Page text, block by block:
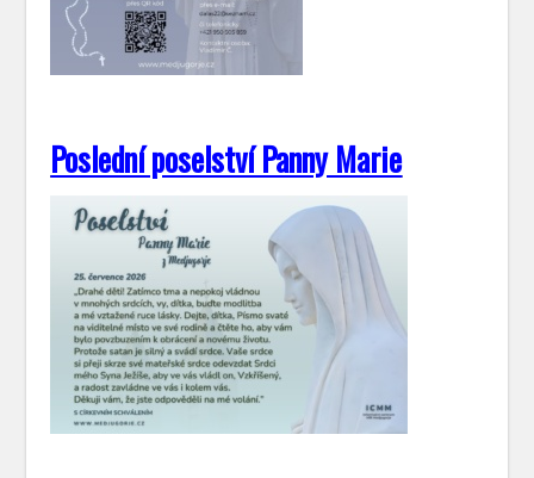
Poslední poselství Panny Marie